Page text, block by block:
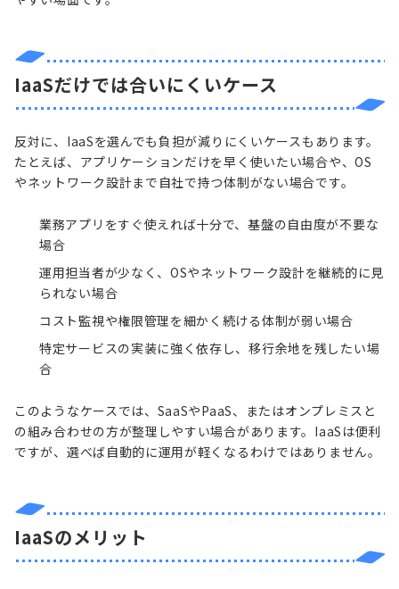
IaaSだけでは合いにくいケース
反対に、IaaSを選んでも負担が減りにくいケースもあります。
たとえば、アプリケーションだけを早く使いたい場合や、OS
やネットワーク設計まで自社で持つ体制がない場合です。
業務アプリをすぐ使えれば十分で、基盤の自由度が不要な
場合
運用担当者が少なく、OSやネットワーク設計を継続的に見
られない場合
コスト監視や権限管理を細かく続ける体制が弱い場合
特定サービスの実装に強く依存し、移行余地を残したい場
合
このようなケースでは、SaaSやPaaS、またはオンプレミスと
の組み合わせの方が整理しやすい場合があります。IaaSは便利
ですが、選べば自動的に運用が軽くなるわけではありません。
IaaSのメリット